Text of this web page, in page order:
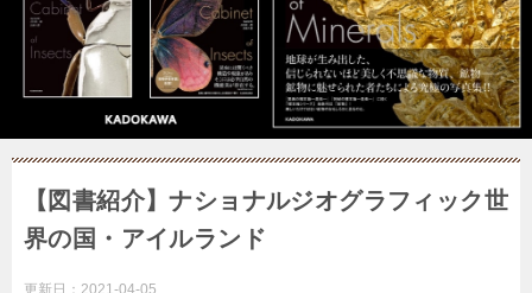
【図書紹介】ナショナルジオグラフィック世
界の国・アイルランド
更新日： 2021-04-05